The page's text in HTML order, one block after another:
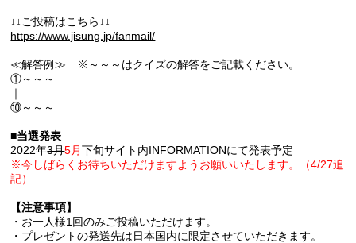
↓↓ご投稿はこちら↓↓
https://www.jisung.jp/fanmail/
≪解答例≫ ※～～～はクイズの解答をご記載ください。
①～～～
｜
⑩～～～
■当選発表
2022年3月5月下旬サイト内INFORMATIONにて発表予定
※今しばらくお待ちいただけますようお願いいたします。（4/27追
記）
【注意事項】
・お一人様1回のみご投稿いただけます。
・プレゼントの発送先は日本国内に限定させていただきます。